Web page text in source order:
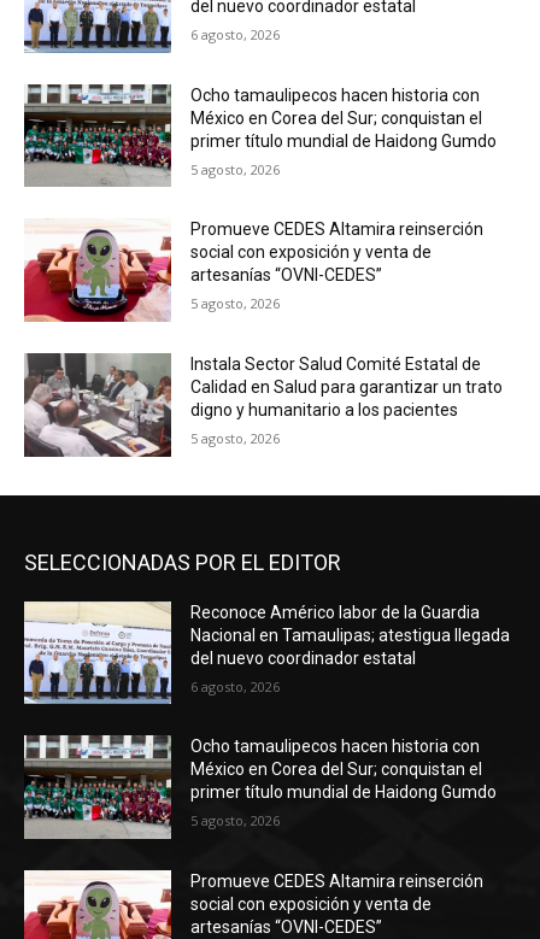
del nuevo coordinador estatal
6 agosto, 2026
Ocho tamaulipecos hacen historia con
México en Corea del Sur; conquistan el
primer título mundial de Haidong Gumdo
5 agosto, 2026
Promueve CEDES Altamira reinserción
social con exposición y venta de
artesanías “OVNI-CEDES”
5 agosto, 2026
Instala Sector Salud Comité Estatal de
Calidad en Salud para garantizar un trato
digno y humanitario a los pacientes
5 agosto, 2026
SELECCIONADAS POR EL EDITOR
Reconoce Américo labor de la Guardia
Nacional en Tamaulipas; atestigua llegada
del nuevo coordinador estatal
6 agosto, 2026
Ocho tamaulipecos hacen historia con
México en Corea del Sur; conquistan el
primer título mundial de Haidong Gumdo
5 agosto, 2026
Promueve CEDES Altamira reinserción
social con exposición y venta de
artesanías “OVNI-CEDES”